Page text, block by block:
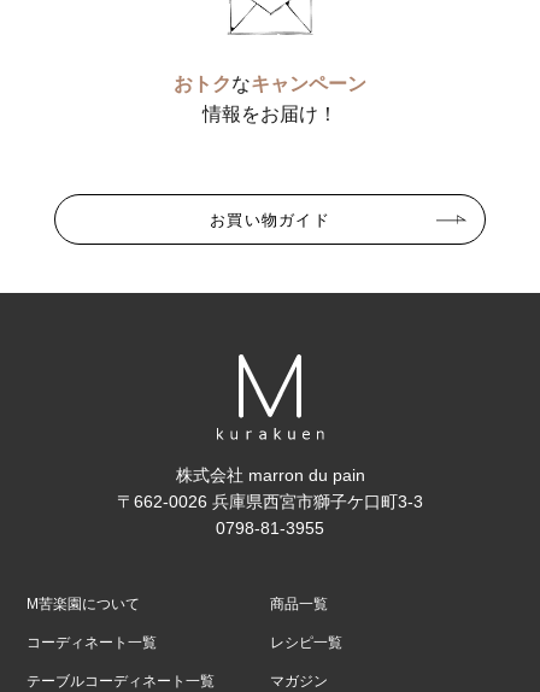
おトクなキャンペーン
情報をお届け！
お買い物ガイド
株式会社 marron du pain
〒662-0026 兵庫県西宮市獅子ケ口町3-3
0798-81-3955
M苦楽園について 商品一覧
コーディネート一覧 レシピ一覧
テーブルコーディネート一覧 マガジン